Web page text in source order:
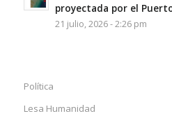
proyectada por el
21 julio, 2026 - 2:26 pm
Política
Lesa Humanidad